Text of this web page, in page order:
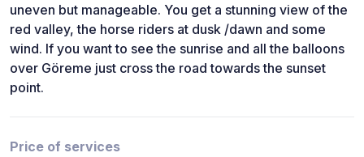
uneven but manageable. You get a stunning view of the
red valley, the horse riders at dusk /dawn and some
wind. If you want to see the sunrise and all the balloons
over Göreme just cross the road towards the sunset
point.
Price of services